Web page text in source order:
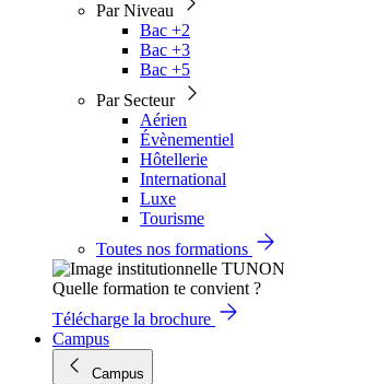
Par Niveau
Bac +2
Bac +3
Bac +5
Par Secteur
Aérien
Évènementiel
Hôtellerie
International
Luxe
Tourisme
Toutes nos formations
Quelle formation te convient ?
Télécharge la brochure
Campus
Campus